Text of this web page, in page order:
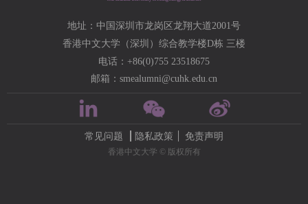
地址：中国深圳市龙岗区龙翔大道2001号
香港中文大学（深圳）综合教学楼D栋 三楼
电话：+86(0)755 23518675
邮箱：smealumni@cuhk.edu.cn
常见问题 隐私政策 免责声明
香港中文大学 © 版权所有